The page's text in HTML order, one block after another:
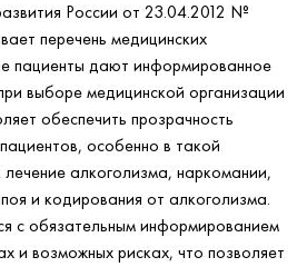
России от 23.04.2012 №
перечень медицинских
пациенты дают информированное
выборе медицинской организации
обеспечить прозрачность
особенно в такой
алкоголизма, наркомании,
и кодирования от алкоголизма.
с обязательным информированием
и возможных рисках, что позволяет